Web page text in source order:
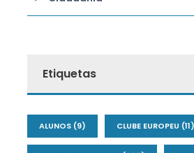
Etiquetas
ALUNOS(9) CLUBE EUROPEU (11)